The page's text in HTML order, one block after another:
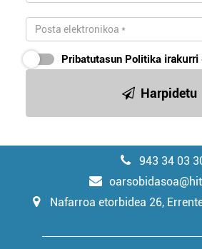
Pribatutasun Politika irakurri
Harpidetu
943 34 03
Nafarroa etorbidea 26,